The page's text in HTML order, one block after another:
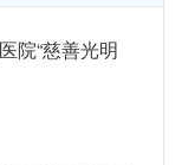
院“慈善光明